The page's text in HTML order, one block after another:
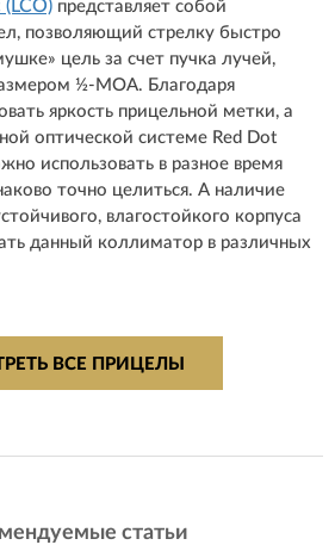
представляет собой
позволяющий стрелку быстро
цель за счет пучка лучей,
½-MOA. Благодаря
яркость прицельной метки, а
оптической системе Red Dot
использовать в разное время
точно целиться. А наличие
влагостойкого корпуса
данный коллиматор в различных
ВСЕ ПРИЦЕЛЫ
статьи